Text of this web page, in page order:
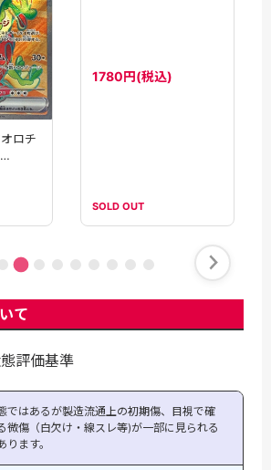
ロチ
SOLD OUT
て
評価基準
ではあるが製造流通上の初期傷、目視で確
微傷（白欠け・線スレ等)が一部に見られる
ります。